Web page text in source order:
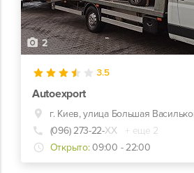
2
3.5
Autoexport
(096) 273-22-ХХ
+ еще 2
Открыто: 09:00 - 22:00